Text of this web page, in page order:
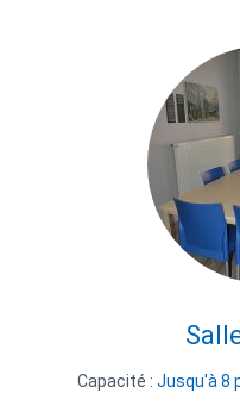
Capacité : Jusqu'à 8